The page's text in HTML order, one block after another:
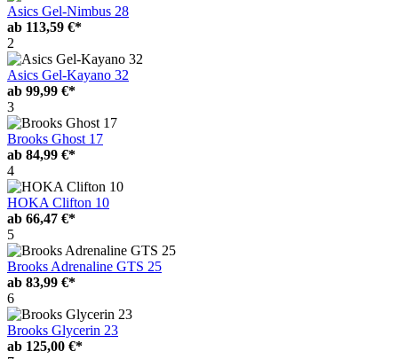
Asics Gel-Nimbus 28
ab 113,59 €*
2
Asics Gel-Kayano 32
ab 99,99 €*
3
Brooks Ghost 17
ab 84,99 €*
4
HOKA Clifton 10
ab 66,47 €*
5
Brooks Adrenaline GTS 25
ab 83,99 €*
6
Brooks Glycerin 23
ab 125,00 €*